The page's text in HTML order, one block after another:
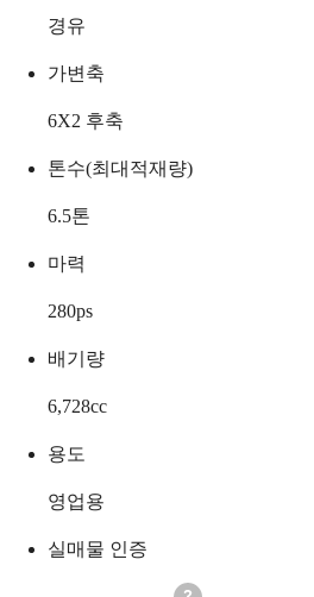
경유
가변축
6X2 후축
톤수(최대적재량)
6.5톤
마력
280ps
배기량
6,728cc
용도
영업용
실매물 인증